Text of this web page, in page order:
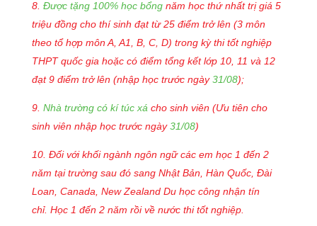
8. Được tặng 100% học bổng năm học thứ nhất trị giá 5
triệu đồng cho thí sinh đạt từ 25 điểm trở lên (3 môn
theo tổ hợp môn A, A1, B, C, D) trong kỳ thi tốt nghiệp
THPT quốc gia hoặc có điểm tổng kết lớp 10, 11 và 12
đạt 9 điểm trở lên (nhập học trước ngày 31/08);
9. Nhà trường có kí túc xá cho sinh viên (Ưu tiên cho
sinh viên nhập học trước ngày 31/08)
10. Đối với khối ngành ngôn ngữ các em học 1 đến 2
năm tại trường sau đó sang Nhật Bản, Hàn Quốc, Đài
Loan, Canada, New Zealand Du học công nhận tín
chỉ. Học 1 đến 2 năm rồi về nước thi tốt nghiệp.